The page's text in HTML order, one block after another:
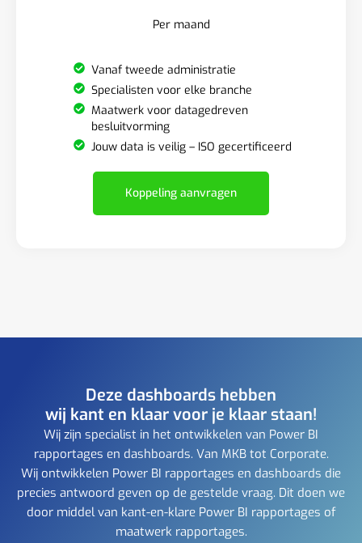
Per maand
Vanaf tweede administratie
Specialisten voor elke branche
Maatwerk voor datagedreven
besluitvorming
Jouw data is veilig – ISO gecertificeerd
Koppeling aanvragen
Deze dashboards hebben
wij kant en klaar voor je klaar staan!
Wij zijn specialist in het ontwikkelen van Power BI
rapportages en dashboards. Van MKB tot Corporate.
Wij ontwikkelen Power BI rapportages en dashboards die
precies antwoord geven op de gestelde vraag. Dit doen we
door middel van kant-en-klare Power BI rapportages of
maatwerk rapportages.